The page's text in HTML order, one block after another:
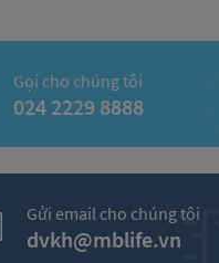
Gọi cho chúng tôi
024 2229 8888
Gửi email cho chúng tôi
dvkh@mblife.vn